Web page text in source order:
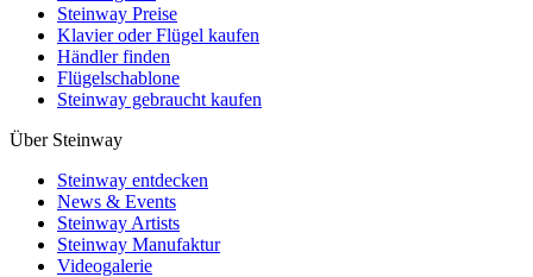
Steinway Preise
Klavier oder Flügel kaufen
Händler finden
Flügelschablone
Steinway gebraucht kaufen
Über Steinway
Steinway entdecken
News & Events
Steinway Artists
Steinway Manufaktur
Videogalerie